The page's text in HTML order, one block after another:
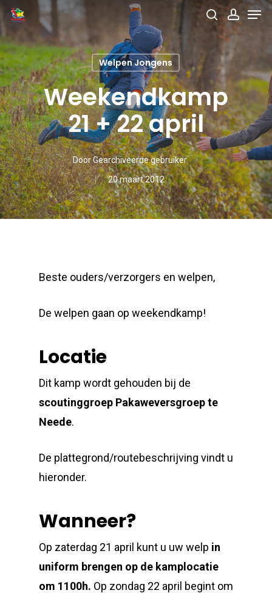
Skip
to
main
content
search
Welpen Jongens
Weekendkamp
21 + 22 april
DoorGearchiveerde gebruiker
20 maart 2012
Beste ouders/verzorgers en welpen,
De welpen gaan op weekendkamp!
Locatie
Dit kamp wordt gehouden bij de
scoutinggroep Pakaweversgroep te
Neede.
De plattegrond/routebeschrijving vindt u
hieronder.
Wanneer?
Op zaterdag 21 april kunt u uw welp in
uniform brengen op de kamplocatie
om 1100h. Op zondag 22 april begint om